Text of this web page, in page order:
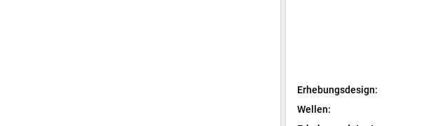
Erhebungsdesign:
Wellen: